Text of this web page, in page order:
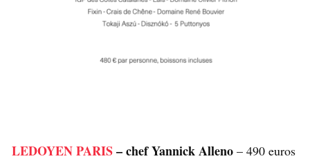
LEDOYEN PARIS– chef Yannick Alleno – 490 euros